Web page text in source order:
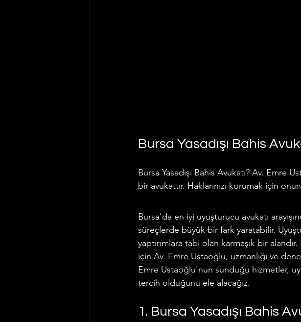
Bursa Yasadışı Bahis
Bursa Yasadışı Bahis Avukatı? Av. Emre
bir avukattır. Haklarınızı korumak için
Bursa'da en iyi uyuşturucu avukatı
süreçlerde büyük bir fark yaratabilir.
yaptırımlara tabi olan karmaşık bir
için Av. Emre Ustaoğlu, uzmanlığı ve
Emre Ustaoğlu'nun sunduğu hizmetler,
tercih olduğunu ele alacağız.
1. Bursa Yasadışı Bahis